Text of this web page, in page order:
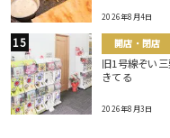
2026年8月4日
開店・閉店
旧1号線ぞい
きてる
2026年8月3日